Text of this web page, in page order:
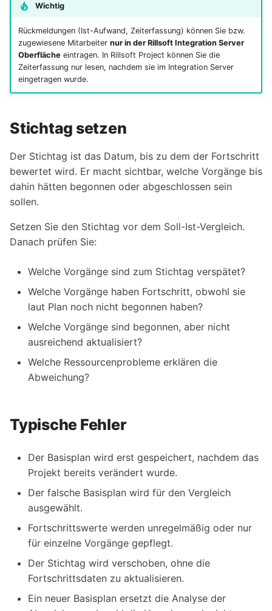
Wichtig
Rückmeldungen (Ist-Aufwand, Zeiterfassung) können Sie bzw.
zugewiesene Mitarbeiter nur in der Rillsoft Integration Server
Oberflächeeintragen. In Rillsoft Project können Sie die
Zeiterfassung nur lesen, nachdem sie im Integration Server
eingetragen wurde.
Stichtag setzen
Der Stichtag ist das Datum, bis zu dem der Fortschritt
bewertet wird. Er macht sichtbar, welche Vorgänge bis
dahin hätten begonnen oder abgeschlossen sein
sollen.
Setzen Sie den Stichtag vor dem Soll-Ist-Vergleich.
Danach prüfen Sie:
Welche Vorgänge sind zum Stichtag verspätet?
Welche Vorgänge haben Fortschritt, obwohl sie
laut Plan noch nicht begonnen haben?
Welche Vorgänge sind begonnen, aber nicht
ausreichend aktualisiert?
Welche Ressourcenprobleme erklären die
Abweichung?
Typische Fehler
Der Basisplan wird erst gespeichert, nachdem das
Projekt bereits verändert wurde.
Der falsche Basisplan wird für den Vergleich
ausgewählt.
Fortschrittswerte werden unregelmäßig oder nur
für einzelne Vorgänge gepflegt.
Der Stichtag wird verschoben, ohne die
Fortschrittsdaten zu aktualisieren.
Ein neuer Basisplan ersetzt die Analyse der